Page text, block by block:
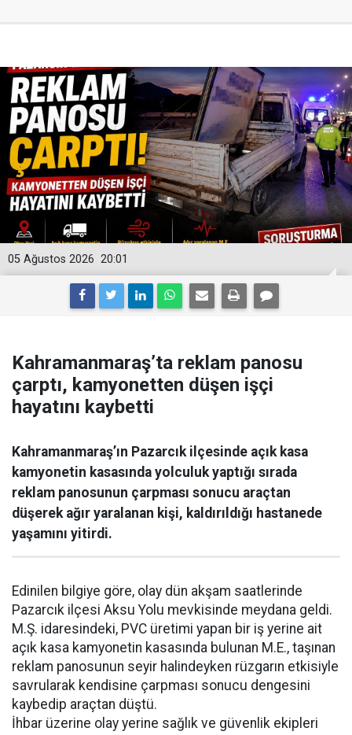
20:01
05 Ağustos 2026
Kahramanmaraş’ta reklam panosu
çarptı, kamyonetten düşen işçi
hayatını kaybetti
Kahramanmaraş’ın Pazarcık ilçesinde açık kasa
kamyonetin kasasında yolculuk yaptığı sırada
reklam panosunun çarpması sonucu araçtan
düşerek ağır yaralanan kişi, kaldırıldığı hastanede
yaşamını yitirdi.
Edinilen bilgiye göre, olay dün akşam saatlerinde
Pazarcık ilçesi Aksu Yolu mevkisinde meydana geldi.
M.Ş. idaresindeki, PVC üretimi yapan bir iş yerine ait
açık kasa kamyonetin kasasında bulunan M.E., taşınan
reklam panosunun seyir halindeyken rüzgarın etkisiyle
savrularak kendisine çarpması sonucu dengesini
kaybedip araçtan düştü.
İhbar üzerine olay yerine sağlık ve güvenlik ekipleri